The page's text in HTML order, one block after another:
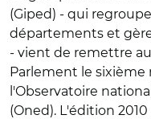
(Giped) - qui
départements et
- vient de remettre
Parlement le sixième
l'Observatoire
(Oned). L'édition